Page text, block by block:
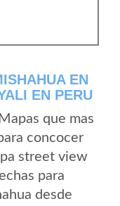
EN
EN PERU
que mas
concocer
street view
para
desde